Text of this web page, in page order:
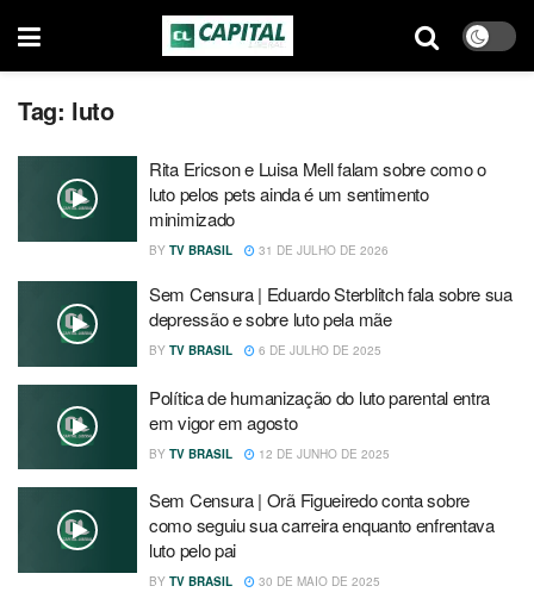
Tag: luto
Rita Ericson e Luisa Mell falam sobre como o
luto pelos pets ainda é um sentimento
minimizado
BY TV BRASIL 31 DE JULHO DE 2026
Sem Censura | Eduardo Sterblitch fala sobre sua
depressão e sobre luto pela mãe
BY TV BRASIL 6 DE JULHO DE 2025
Política de humanização do luto parental entra
em vigor em agosto
BY TV BRASIL 12 DE JUNHO DE 2025
Sem Censura | Orã Figueiredo conta sobre
como seguiu sua carreira enquanto enfrentava
luto pelo pai
BY TV BRASIL 30 DE MAIO DE 2025